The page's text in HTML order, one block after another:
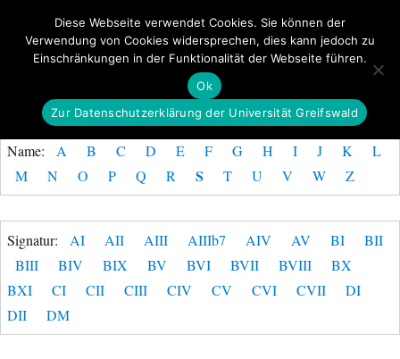
GeoGREIF MENÜ
Name: A B C D E F G H I J K
L
M
N O P Q R S T U V W Z
Signatur: AI AII AIII AIIIb7 AIV AV BI
BII
BIII
BIV BIX BV BVI BVII BVIII
BX
BXI
CI CII CIII CIV CV CVI CVII
DI
DII
DM
Diese Webseite verwendet Cookies. Sie können der
Verwendung von Cookies widersprechen, dies kann jedoch zu
Einschränkungen in der Funktionalität der Webseite führen.
Ok
Zur Datenschutzerklärung der Universität Greifswald